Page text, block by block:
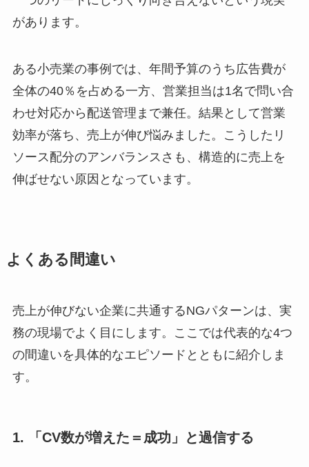
があります。
ある小売業の事例では、年間予算のうち広告費が
全体の40％を占める一方、営業担当は1名で問い合
わせ対応から配送管理まで兼任。結果として営業
効率が落ち、売上が伸び悩みました。こうしたリ
ソース配分のアンバランスさも、構造的に売上を
伸ばせない原因となっています。
よくある間違い
売上が伸びない企業に共通するNGパターンは、実
務の現場でよく目にします。ここでは代表的な4つ
の間違いを具体的なエピソードとともに紹介しま
す。
1. 「CV数が増えた＝成功」と過信する